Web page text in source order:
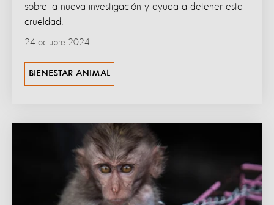
sobre la nueva investigación y ayuda a detener esta
crueldad.
24 octubre 2024
BIENESTAR ANIMAL